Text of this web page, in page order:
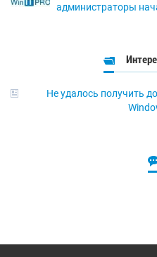
администраторы
Не удалось получить